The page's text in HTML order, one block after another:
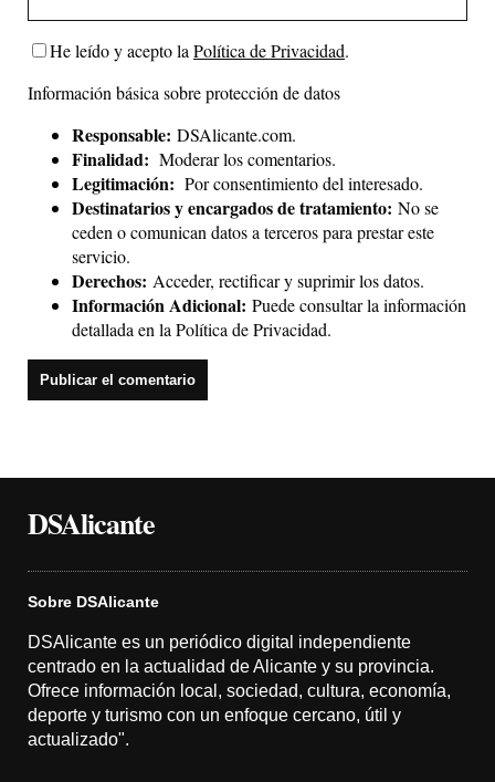
He leído y acepto la Política de Privacidad.
Información básica sobre protección de datos
Responsable: DSAlicante.com.
Finalidad: Moderar los comentarios.
Legitimación: Por consentimiento del interesado.
Destinatarios y encargados de tratamiento: No se
ceden o comunican datos a terceros para prestar este
servicio.
Derechos: Acceder, rectificar y suprimir los datos.
Información Adicional: Puede consultar la información
detallada en la Política de Privacidad.
DSAlicante
Sobre DSAlicante
DSAlicante es un periódico digital independiente
centrado en la actualidad de Alicante y su provincia.
Ofrece información local, sociedad, cultura, economía,
deporte y turismo con un enfoque cercano, útil y
actualizado".